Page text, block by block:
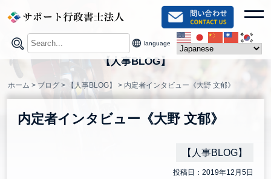
content
language
【人事BLOG】
ホーム > ブログ > 【人事BLOG】 > 内定者インタビュー《大野 文郁》
内定者インタビュー《大野 文郁》
投稿日：2019年12月5日
【人事BLOG】